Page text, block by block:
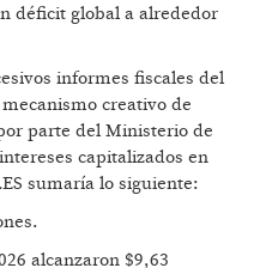
déficit global a alrededor
informes fiscales del
creativo de
parte del Ministerio de
capitalizados en
sumaría lo siguiente:
alcanzaron $9,63